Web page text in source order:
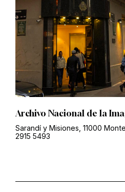
Archivo Nacional de la
Sarandí y Misiones, 11000
2915 5493